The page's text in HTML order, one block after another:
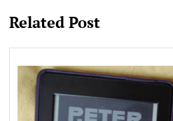
Related Post